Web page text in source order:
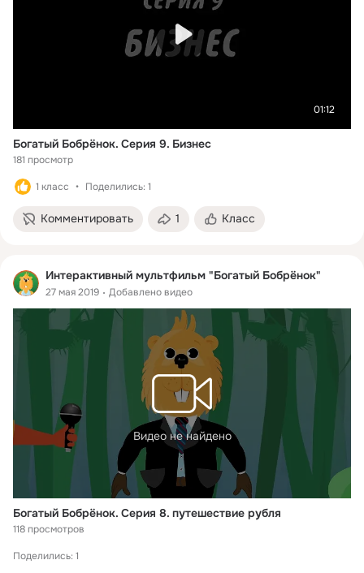
01:12
Богатый Бобрёнок. Серия 9. Бизнес
181 просмотр
1 класс Поделились: 1
Комментировать 1 Класс
Интерактивный мультфильм "Богатый Бобрёнок"
27 мая 2019 Добавлено видео
Видео не найдено
Богатый Бобрёнок. Серия 8. путешествие рубля
118 просмотров
Поделились: 1